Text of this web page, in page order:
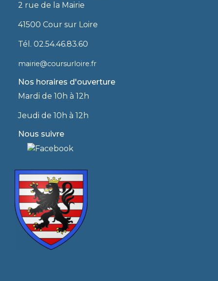
2 rue de la Mairie
41500 Cour sur Loire
Tél. 02.54.46.83.60
mairie@coursurloire.fr
Nos horaires d'ouverture
Mardi de 10h à 12h
Jeudi de 10h à 12h
Nous suivre